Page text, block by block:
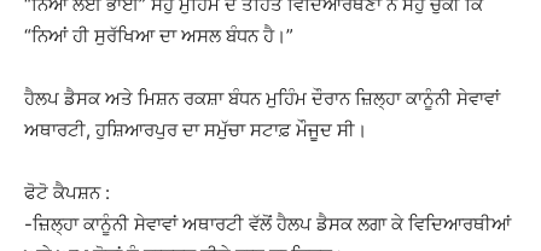
“ਨਿਆਂ ਹੀ ਸੁਰੱਖਿਆ ਦਾ ਅਸਲ ਬੰਧਨ ਹੈ।”
ਹੈਲਪ ਡੈਸਕ ਅਤੇ ਮਿਸ਼ਨ ਰਕਸ਼ਾ ਬੰਧਨ ਮੁਹਿੰਮ ਦੌਰਾਨ ਜ਼ਿਲ੍ਹਾ ਕਾਨੂੰਨੀ ਸੇਵਾਵਾਂ
ਅਥਾਰਟੀ, ਹੁਸ਼ਿਆਰਪੁਰ ਦਾ ਸਮੁੱਚਾ ਸਟਾਫ਼ ਮੌਜੂਦ ਸੀ।
ਫੋਟੋ ਕੈਪਸ਼ਨ :
-ਜ਼ਿਲ੍ਹਾ ਕਾਨੂੰਨੀ ਸੇਵਾਵਾਂ ਅਥਾਰਟੀ ਵੱਲੋਂ ਹੈਲਪ ਡੈਸਕ ਲਗਾ ਕੇ ਵਿਦਿਆਰਥੀਆਂ